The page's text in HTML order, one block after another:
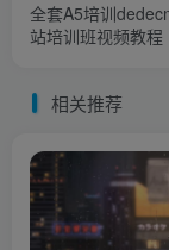
全套A5培训
站培训班视频教程
相关推荐